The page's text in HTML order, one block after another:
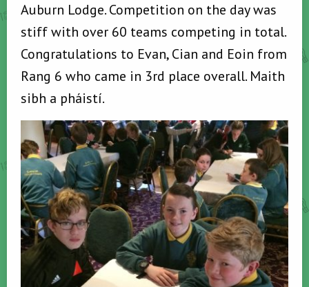
Auburn Lodge. Competition on the day was
stiff with over 60 teams competing in total.
Congratulations to Evan, Cian and Eoin from
Rang 6 who came in 3rd place overall. Maith
sibh a pháistí.